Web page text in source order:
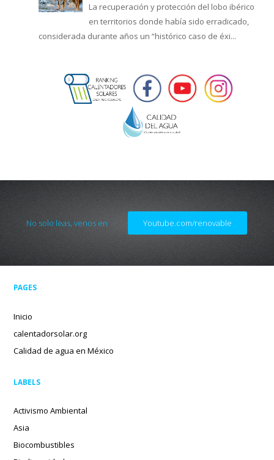
La recuperación y protección del lobo ibérico
en territorios donde había sido erradicado,
considerada durante años un “histórico caso de éxi...
No solo leas, venos en Youtube.com/renovable
PAGES
Inicio
calentadorsolar.org
Calidad de agua en México
LABELS
Activismo Ambiental
Asia
Biocombustibles